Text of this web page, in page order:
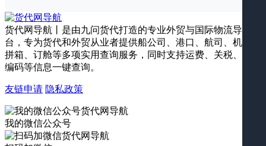
货代网导航丨是由九问货代打造的专业外贸与国际物流导航平
台，专为货代和外贸从业者提供船公司、港口、航司、机场、
拼箱、订舱等多项实用查询服务，同时支持运费、关税、海关
编码等信息一键查询。
友链申请 隐私政策
我的微信公众号